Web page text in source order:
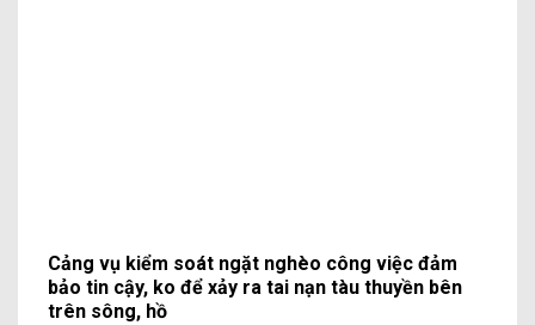
Cảng vụ kiểm soát ngặt nghèo công việc đảm
bảo tin cậy, ko để xảy ra tai nạn tàu thuyền bên
trên sông, hồ